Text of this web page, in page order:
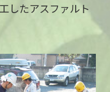
したアスファルト